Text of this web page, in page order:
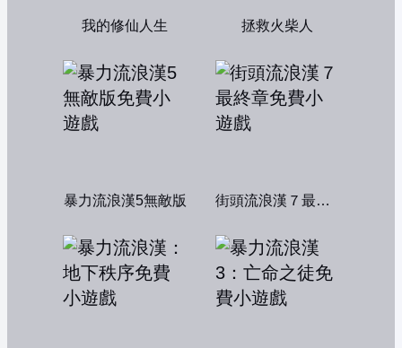
我的修仙人生 拯救火柴人
暴力流浪漢5無敵版 街頭流浪漢７最終章